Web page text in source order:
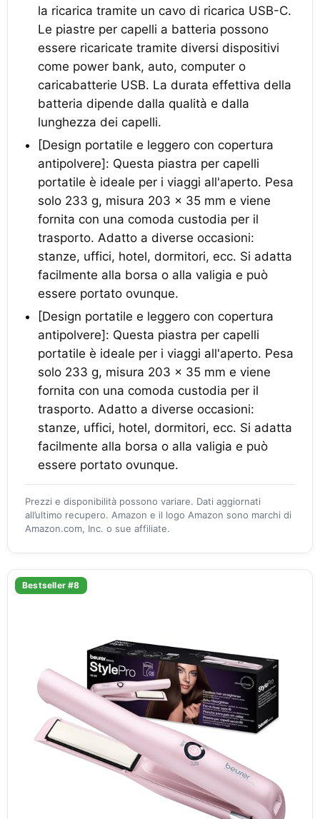
la ricarica tramite un cavo di ricarica USB-C.
Le piastre per capelli a batteria possono
essere ricaricate tramite diversi dispositivi
come power bank, auto, computer o
caricabatterie USB. La durata effettiva della
batteria dipende dalla qualità e dalla
lunghezza dei capelli.
[Design portatile e leggero con copertura
antipolvere]: Questa piastra per capelli
portatile è ideale per i viaggi all'aperto. Pesa
solo 233 g, misura 203 x 35 mm e viene
fornita con una comoda custodia per il
trasporto. Adatto a diverse occasioni:
stanze, uffici, hotel, dormitori, ecc. Si adatta
facilmente alla borsa o alla valigia e può
essere portato ovunque.
[Design portatile e leggero con copertura
antipolvere]: Questa piastra per capelli
portatile è ideale per i viaggi all'aperto. Pesa
solo 233 g, misura 203 x 35 mm e viene
fornita con una comoda custodia per il
trasporto. Adatto a diverse occasioni:
stanze, uffici, hotel, dormitori, ecc. Si adatta
facilmente alla borsa o alla valigia e può
essere portato ovunque.
Prezzi e disponibilità possono variare. Dati aggiornati
all’ultimo recupero. Amazon e il logo Amazon sono marchi di
Amazon.com, Inc. o sue affiliate.
Bestseller #8